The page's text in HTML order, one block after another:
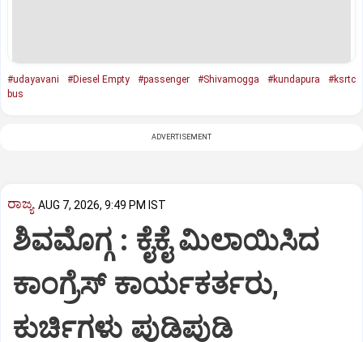
#udayavani #Diesel Empty #passenger #Shivamogga #kundapura
#ksrtc
bus
ADVERTISEMENT
ರಾಜ್ಯ AUG 7, 2026, 9:49 PM IST
ಶಿವಮೊಗ್ಗ : ಕೈಕೈ ಮಿಲಾಯಿಸಿದ
ಕಾಂಗ್ರೆಸ್ ಕಾರ್ಯಕರ್ತರು,
ಕುರ್ಚಿಗಳು ಪುಡಿಪುಡಿ